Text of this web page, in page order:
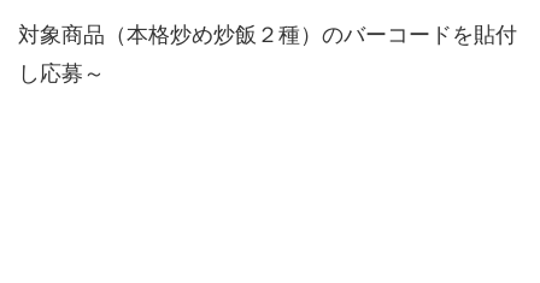
対象商品（本格炒め炒飯２種）のバーコードを貼付
し応募～